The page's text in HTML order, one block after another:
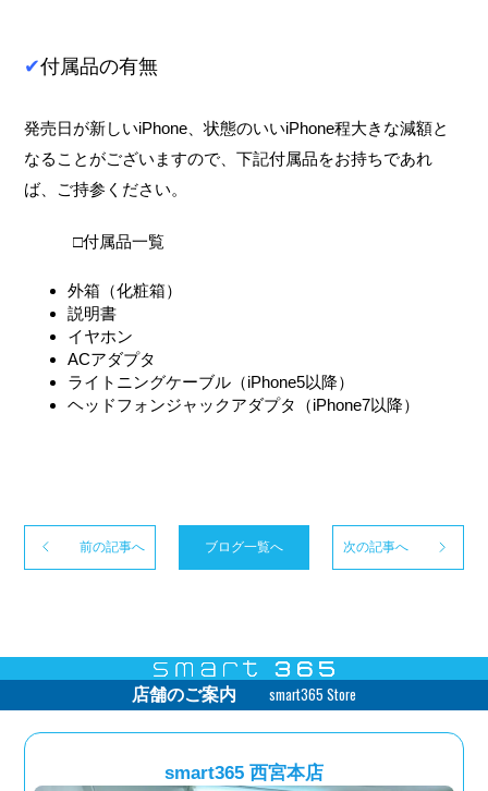
✔付属品の有無
発売日が新しいiPhone、状態のいいiPhone程大きな減額と
なることがございますので、下記付属品をお持ちであれ
ば、ご持参ください。
□付属品一覧
外箱（化粧箱）
説明書
イヤホン
ACアダプタ
ライトニングケーブル（iPhone5以降）
ヘッドフォンジャックアダプタ（iPhone7以降）
前の記事へ ブログ一覧へ 次の記事へ
店舗のご案内 smart365 Store
smart365 西宮本店